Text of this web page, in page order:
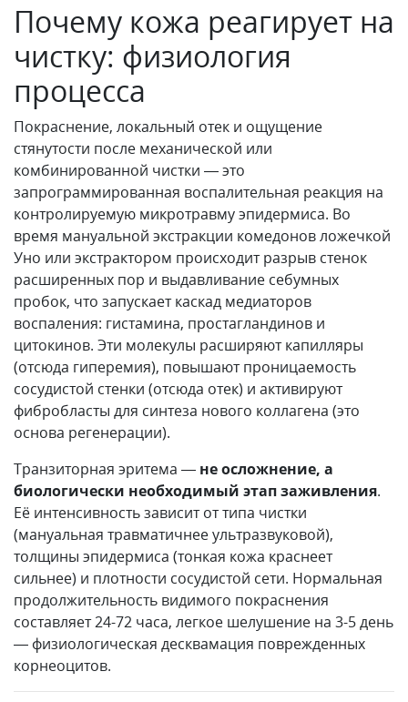
Почему кожа реагирует на
чистку: физиология
процесса
Покраснение, локальный отек и ощущение
стянутости после механической или
комбинированной чистки — это
запрограммированная воспалительная реакция на
контролируемую микротравму эпидермиса. Во
время мануальной экстракции комедонов ложечкой
Уно или экстрактором происходит разрыв стенок
расширенных пор и выдавливание себумных
пробок, что запускает каскад медиаторов
воспаления: гистамина, простагландинов и
цитокинов. Эти молекулы расширяют капилляры
(отсюда гиперемия), повышают проницаемость
сосудистой стенки (отсюда отек) и активируют
фибробласты для синтеза нового коллагена (это
основа регенерации).
Транзиторная эритема — не осложнение, а
биологически необходимый этап заживления.
Её интенсивность зависит от типа чистки
(мануальная травматичнее ультразвуковой),
толщины эпидермиса (тонкая кожа краснеет
сильнее) и плотности сосудистой сети. Нормальная
продолжительность видимого покраснения
составляет 24-72 часа, легкое шелушение на 3-5 день
— физиологическая десквамация поврежденных
корнеоцитов.